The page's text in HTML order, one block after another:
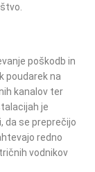
poškodb in
poudarek na
kanalov ter
je
da se preprečijo
redno
vodnikov